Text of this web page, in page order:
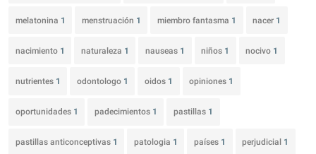
melatonina 1 menstruación 1 miembro fantasma 1 nacer 1
nacimiento 1 naturaleza 1 nauseas 1 niños 1 nocivo 1
nutrientes 1 odontologo 1 oidos 1 opiniones 1
oportunidades 1 padecimientos 1 pastillas 1
pastillas anticonceptivas 1 patologia 1 países 1 perjudicial 1